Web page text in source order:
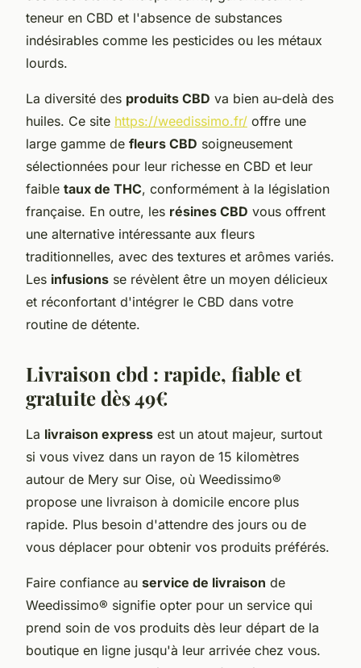
teneur en CBD et l'absence de substances
indésirables comme les pesticides ou les métaux
lourds.
La diversité des produits CBD va bien au-delà des
huiles. Ce site https://weedissimo.fr/ offre une
large gamme de fleurs CBD soigneusement
sélectionnées pour leur richesse en CBD et leur
faible taux de THC, conformément à la législation
française. En outre, les résines CBD vous offrent
une alternative intéressante aux fleurs
traditionnelles, avec des textures et arômes variés.
Les infusions se révèlent être un moyen délicieux
et réconfortant d'intégrer le CBD dans votre
routine de détente.
Livraison cbd : rapide, fiable et
gratuite dès 49€
La livraison express est un atout majeur, surtout
si vous vivez dans un rayon de 15 kilomètres
autour de Mery sur Oise, où Weedissimo®
propose une livraison à domicile encore plus
rapide. Plus besoin d'attendre des jours ou de
vous déplacer pour obtenir vos produits préférés.
Faire confiance au service de livraison de
Weedissimo® signifie opter pour un service qui
prend soin de vos produits dès leur départ de la
boutique en ligne jusqu'à leur arrivée chez vous.